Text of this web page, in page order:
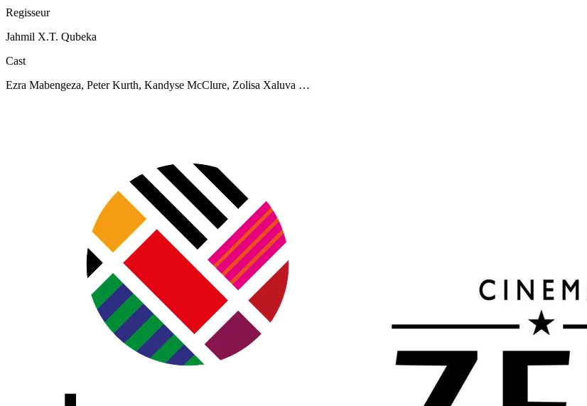
Regisseur
Jahmil X.T. Qubeka
Cast
Ezra Mabengeza, Peter Kurth, Kandyse McClure, Zolisa Xaluva …